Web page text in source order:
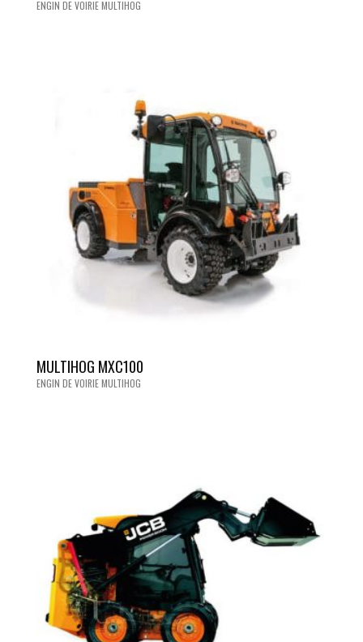
ENGIN DE VOIRIE MULTIHOG
MULTIHOG MXC100
ENGIN DE VOIRIE MULTIHOG